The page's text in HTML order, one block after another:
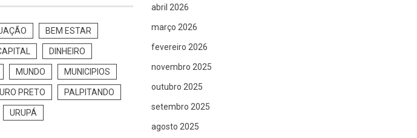
BEM ESTAR
DINHEIRO
MUNDO MUNICIPIOS
PRETO PALPITANDO
URUPÁ
abril 2026
março 2026
fevereiro 2026
novembro 2025
outubro 2025
setembro 2025
agosto 2025